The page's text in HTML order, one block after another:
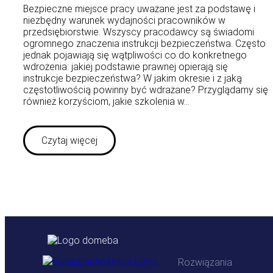
Bezpieczne miejsce pracy uważane jest za podstawę i
niezbędny warunek wydajności pracowników w
przedsiębiorstwie. Wszyscy pracodawcy są świadomi
ogromnego znaczenia instrukcji bezpieczeństwa. Często
jednak pojawiają się wątpliwości co do konkretnego
wdrożenia: jakiej podstawie prawnej opierają się
instrukcje bezpieczeństwa? W jakim okresie i z jaką
częstotliwością powinny być wdrażane? Przyglądamy się
również korzyściom, jakie szkolenia w…
Czytaj więcej
Rozwiązania